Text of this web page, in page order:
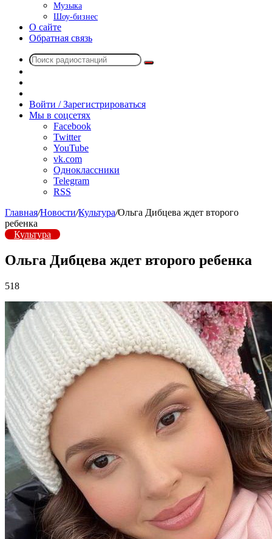
Музыка
Шоу-бизнес
О сайте
Обратная связь
Поиск
радио
Войти / Зарегистрироваться
Мы в соцсетях
Facebook
Twitter
YouTube
vk.com
Одноклассники
Telegram
RSS
Главная/Новости/Культура/Ольга Дибцева ждет второго
ребенка
Культура
Ольга Дибцева ждет второго ребенка
518